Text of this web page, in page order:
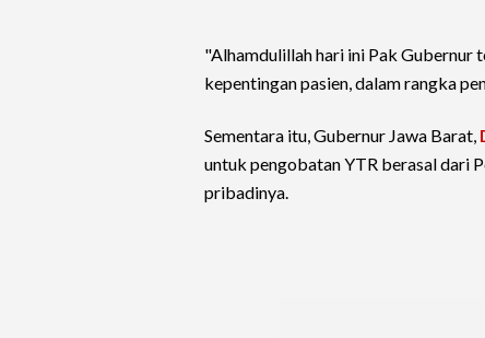
"Alhamdulillah hari ini Pak Gubernur
kepentingan pasien, dalam rangka
Sementara itu, Gubernur Jawa Barat,
untuk pengobatan YTR berasal dari
pribadinya.